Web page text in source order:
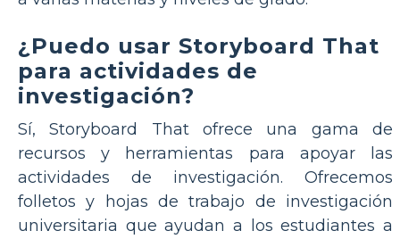
¿Puedo usar Storyboard That
para actividades de
investigación?
Sí, Storyboard That ofrece una gama de
recursos y herramientas para apoyar las
actividades de investigación. Ofrecemos
folletos y hojas de trabajo de investigación
universitaria que ayudan a los estudiantes a